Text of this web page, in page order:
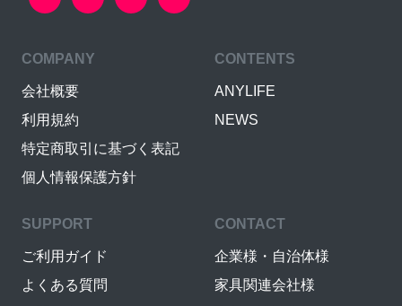
COMPANY
会社概要
利用規約
特定商取引に基づく表記
個人情報保護方針
CONTENTS
ANYLIFE
NEWS
SUPPORT
ご利用ガイド
よくある質問
CONTACT
企業様・自治体様
家具関連会社様